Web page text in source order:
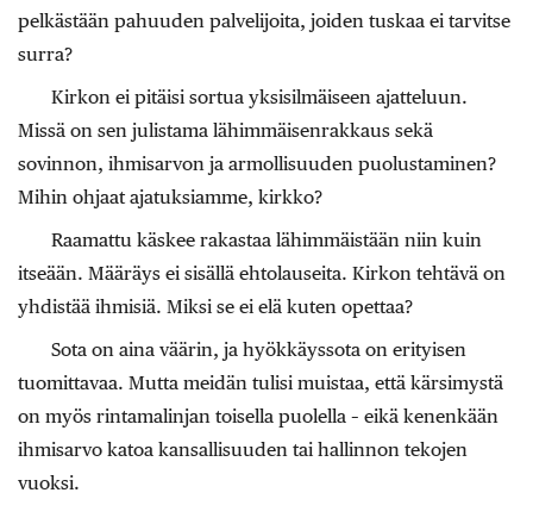
pelkästään pahuuden palvelijoita, joiden tuskaa ei tarvitse
surra?
Kirkon ei pitäisi sortua yksisilmäiseen ajatteluun.
Missä on sen julistama lähimmäisenrakkaus sekä
sovinnon, ihmisarvon ja armollisuuden puolustaminen?
Mihin ohjaat ajatuksiamme, kirkko?
Raamattu käskee rakastaa lähimmäistään niin kuin
itseään. Mää­räys ei sisällä ehtolauseita. Kirkon tehtävä on
yhdistää ihmisiä. Miksi se ei elä kuten opettaa?
Sota on aina väärin, ja hyökkäyssota on erityisen
tuomittavaa. Mutta meidän tulisi muistaa, että kärsimystä
on myös rintamalinjan toisella puolella – eikä kenenkään
ihmisarvo katoa kansallisuuden tai hallinnon tekojen
vuoksi.